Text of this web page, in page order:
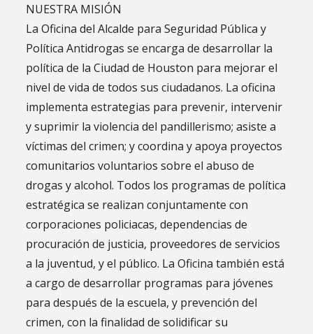
NUESTRA MISIÓN
La Oficina del Alcalde para Seguridad Pública y
Política Antidrogas se encarga de desarrollar la
política de la Ciudad de Houston para mejorar el
nivel de vida de todos sus ciudadanos. La oficina
implementa estrategias para prevenir, intervenir
y suprimir la violencia del pandillerismo; asiste a
víctimas del crimen; y coordina y apoya proyectos
comunitarios voluntarios sobre el abuso de
drogas y alcohol. Todos los programas de política
estratégica se realizan conjuntamente con
corporaciones policiacas, dependencias de
procuración de justicia, proveedores de servicios
a la juventud, y el público. La Oficina también está
a cargo de desarrollar programas para jóvenes
para después de la escuela, y prevención del
crimen, con la finalidad de solidificar su